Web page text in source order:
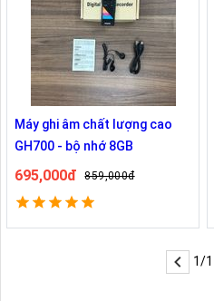
Máy ghi âm chất lượng cao
GH700 - bộ nhớ 8GB
695,000đ 859,000đ
1/1